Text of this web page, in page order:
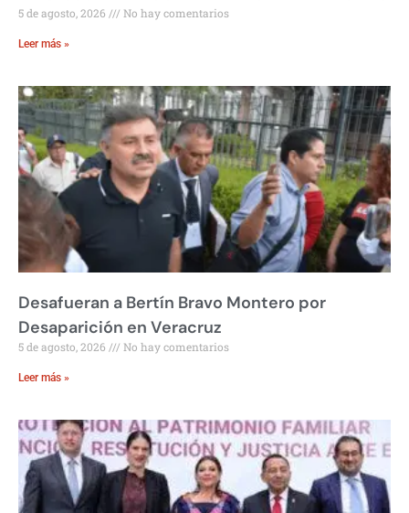
5 de agosto, 2026 No hay comentarios
Leer más »
Desafueran a Bertín Bravo Montero por
Desaparición en Veracruz
5 de agosto, 2026 No hay comentarios
Leer más »